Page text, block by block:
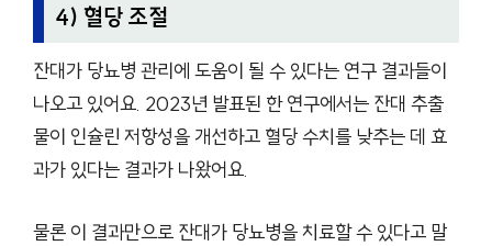
4) 혈당 조절
잔대가 당뇨병 관리에 도움이 될 수 있다는 연구 결과들이
나오고 있어요. 2023년 발표된 한 연구에서는 잔대 추출
물이 인슐린 저항성을 개선하고 혈당 수치를 낮추는 데 효
과가 있다는 결과가 나왔어요.
물론 이 결과만으로 잔대가 당뇨병을 치료할 수 있다고 말